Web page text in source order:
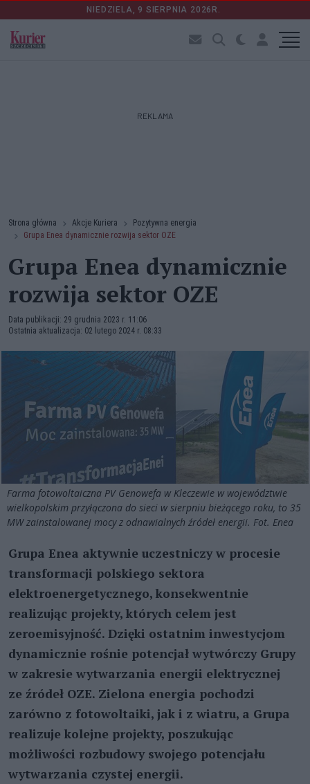
NIEDZIELA, 9 SIERPNIA 2026R.
REKLAMA
Strona główna Akcje Kuriera
Pozytywna energia
Grupa Enea dynamicznie rozwija sektor OZE
Grupa Enea dynamicznie
rozwija sektor OZE
Data publikacji: 29 grudnia 2023 r. 11:06
Ostatnia aktualizacja: 02 lutego 2024 r. 08:33
Farma fotowoltaiczna PV Genowefa w Kleczewie w województwie
wielkopolskim przyłączona do sieci w sierpniu bieżącego roku, to 35
MW zainstalowanej mocy z odnawialnych źródeł energii. Fot. Enea
Grupa Enea aktywnie uczestniczy w procesie
transformacji polskiego sektora
elektroenergetycznego, konsekwentnie
realizując projekty, których celem jest
zeroemisyjność. Dzięki ostatnim inwestycjom
dynamicznie rośnie potencjał wytwórczy Grupy
w zakresie wytwarzania energii elektrycznej
ze źródeł OZE. Zielona energia pochodzi
zarówno z fotowoltaiki, jak i z wiatru, a Grupa
realizuje kolejne projekty, poszukując
możliwości rozbudowy swojego potencjału
wytwarzania czystej energii.